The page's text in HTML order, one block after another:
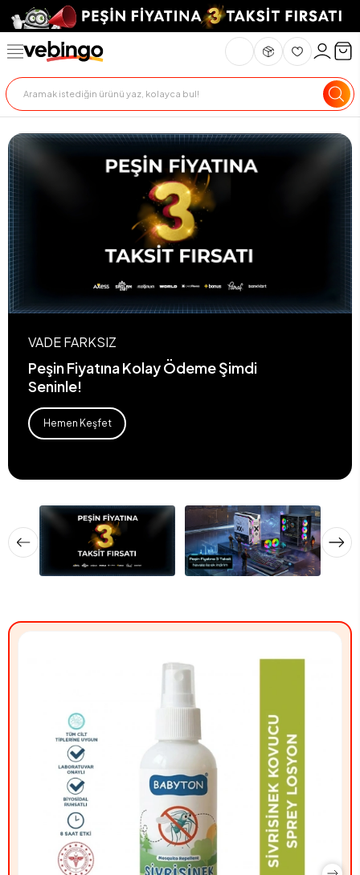
VADE FARKSIZ
Peşin Fiyatına Kolay Ödeme Şimdi
Seninle!
Hemen Keşfet